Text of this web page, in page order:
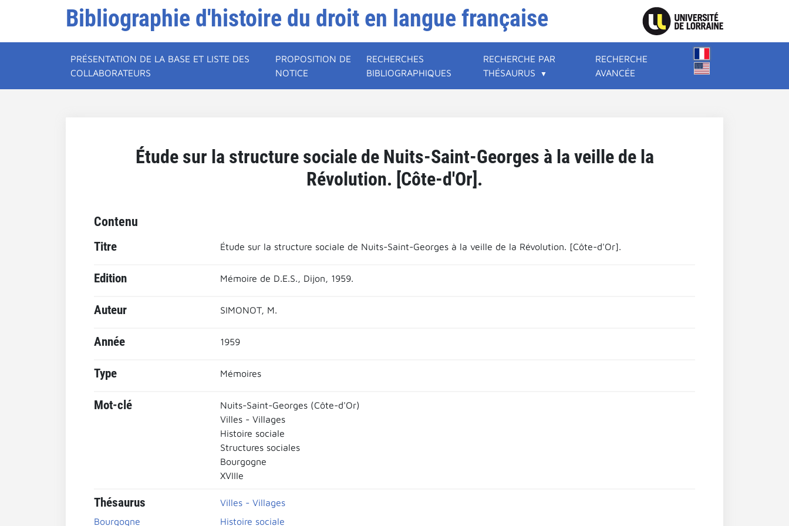
Bibliographie d'histoire du droit en langue française
PRÉSENTATION DE LA BASE ET LISTE DES
COLLABORATEURS
PROPOSITION DE
NOTICE
RECHERCHES
BIBLIOGRAPHIQUES
RECHERCHE PAR
THÉSAURUS
RECHERCHE
AVANCÉE
Étude sur la structure sociale de Nuits-Saint-Georges à la veille de la
Révolution. [Côte-d'Or].
Contenu
Titre Étude sur la structure sociale de Nuits-Saint-Georges à la veille de la Révolution. [Côte-d'Or].
Edition Mémoire de D.E.S., Dijon, 1959.
Auteur SIMONOT, M.
Année 1959
Type Mémoires
Mot-clé
Nuits-Saint-Georges (Côte-d'Or)
Villes - Villages
Histoire sociale
Structures sociales
Bourgogne
XVIIIe
Thésaurus
Villes - Villages
Bourgogne
Histoire sociale